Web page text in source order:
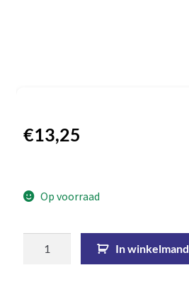
€13,25
Op voorraad
In winkelmand